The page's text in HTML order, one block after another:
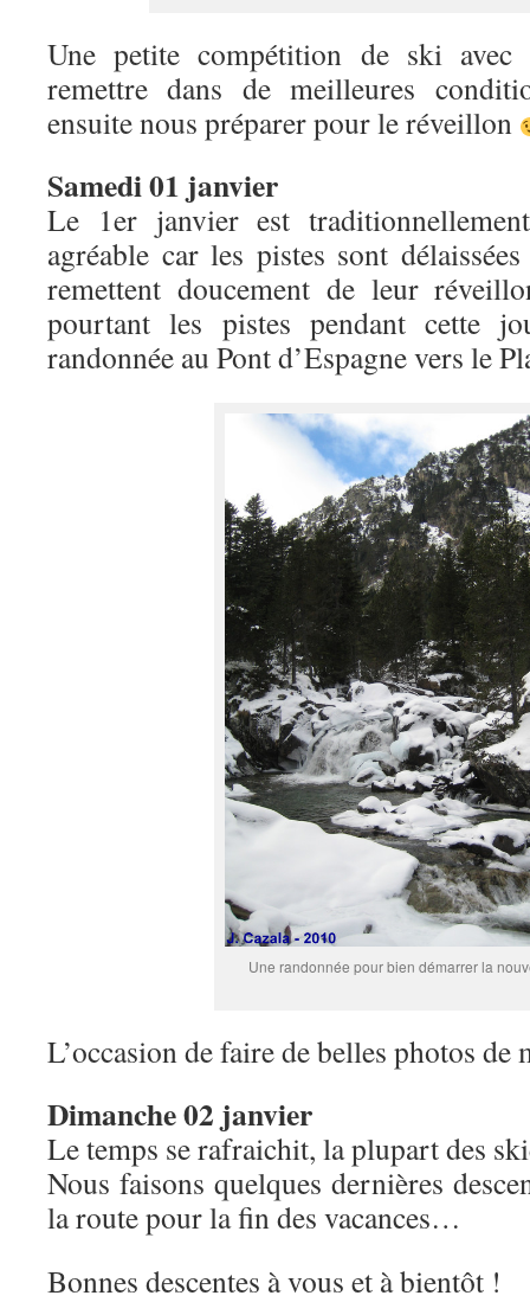
Une petite compétition de ski
remettre dans de meilleures
ensuite nous préparer pour le réveillon
Samedi 01 janvier
Le 1er janvier est
agréable car les pistes sont
remettent doucement de leur
pourtant les pistes pendant cette
randonnée au Pont d’Espagne vers le
Une randonnée pour bien démarrer la
L’occasion de faire de belles photos de
Dimanche 02 janvier
Le temps se rafraichit, la plupart des
Nous faisons quelques dernières
la route pour la fin des vacances…
Bonnes descentes à vous et à bientôt !